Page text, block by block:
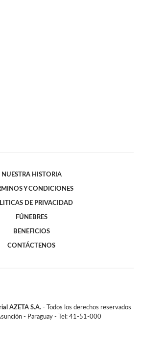
NUESTRA HISTORIA
Y CONDICIONES
DE PRIVACIDAD
FÚNEBRES
BENEFICIOS
CONTÁCTENOS
AZETA S.A. - Todos los derechos reservados
- Paraguay - Tel: 41-51-000